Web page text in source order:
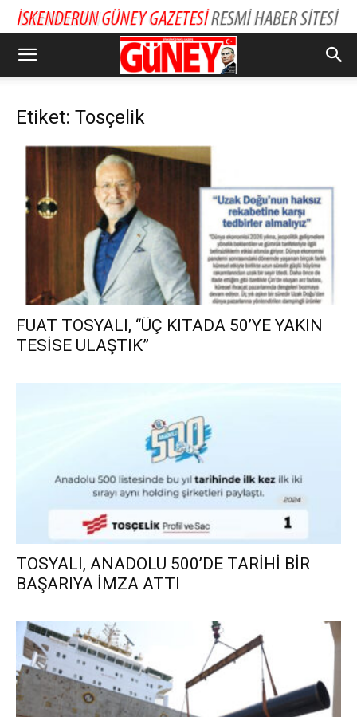
Etiket: Tosçelik
FUAT TOSYALI, “ÜÇ KITADA 50’YE YAKIN
TESİSE ULAŞTIK”
TOSYALI, ANADOLU 500’DE TARİHİ BİR
BAŞARIYA İMZA ATTI